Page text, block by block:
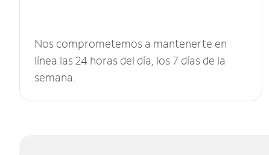
Nos comprometemos a mantenerte en
línea las 24 horas del día, los 7 días de la
semana.